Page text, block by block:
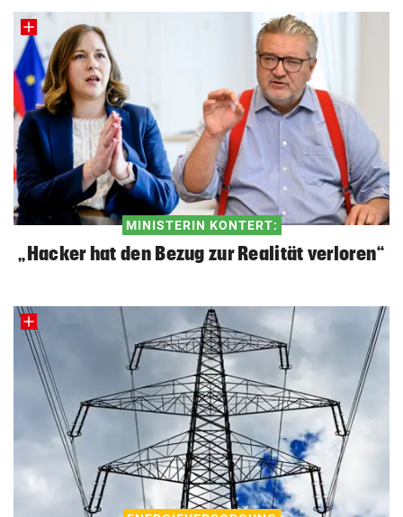
MINISTERIN KONTERT:
„Hacker hat den Bezug zur Realität verloren“